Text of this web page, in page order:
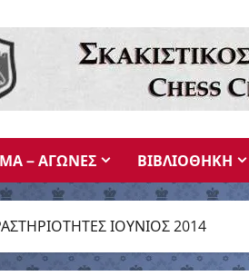
– ΑΓΩΝΕΣ ΒΙΒΛΙΟΘΗΚΗ
ΙΟΥΝΙΟΣ 2014